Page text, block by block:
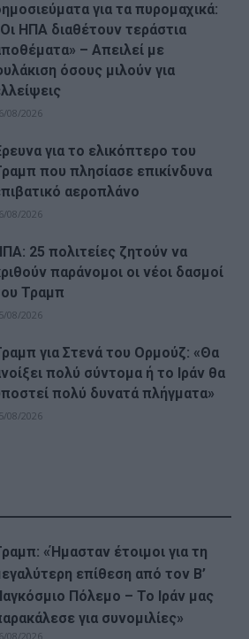
για τα πυρομαχικά:
ΗΠΑ διαθέτουν τεράστια
– Απειλεί με
όσους μιλούν για
08/2026
για το ελικόπτερο του
που πλησίασε επικίνδυνα
αεροπλάνο
08/2026
25 πολιτείες ζητούν να
παράνομοι οι νέοι δασμοί
Τραμπ
08/2026
για Στενά του Ορμούζ: «Θα
πολύ σύντομα ή το Ιράν θα
πολύ δυνατά πλήγματα»
08/2026
«Ήμασταν έτοιμοι για τη
επίθεση από τον Β’
Πόλεμο – Το Ιράν μας
για συνομιλίες»
08/2026